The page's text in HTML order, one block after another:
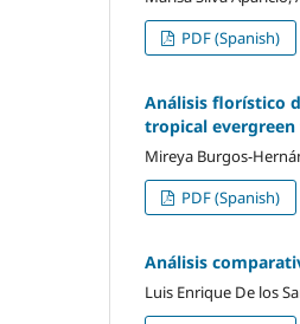
PDF (Spanish)
Análisis florístico
tropical
Mireya Burgos-
PDF (Spanish)
Análisis
Luis Enrique De los